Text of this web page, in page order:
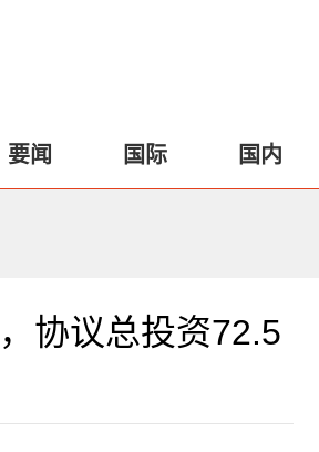
要闻 国际 国内
协议总投资72.5